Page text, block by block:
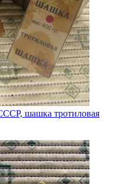
шашка тротиловая